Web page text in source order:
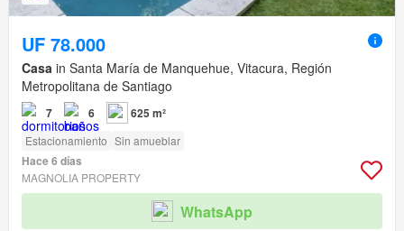
UF 78.000
Casa in Santa María de Manquehue, Vitacura, Región
Metropolitana de Santiago
7 6 625 m²
Estacionamiento Sin amueblar
Hace 6 días
MAGNOLIA PROPERTY
WhatsApp